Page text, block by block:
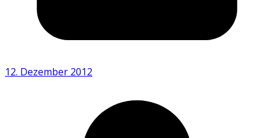
12. Dezember 2012